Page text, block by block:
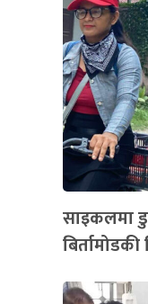
साइकलमा
बिर्तामोडकी